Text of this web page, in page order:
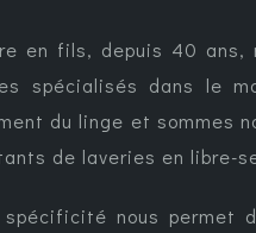
en fils, depuis 40 ans,
spécialisés dans le
du linge et sommes
de laveries en libre-
nous permet